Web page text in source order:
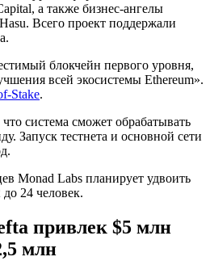
а также бизнес-ангелы
Всего проект поддержали
блокчейн первого уровня,
всей экосистемы Ethereum».
Stake.
система сможет обрабатывать
Запуск тестнета и основной сети
Monad Labs планирует удвоить
24 человек.
привлек $5 млн
млн